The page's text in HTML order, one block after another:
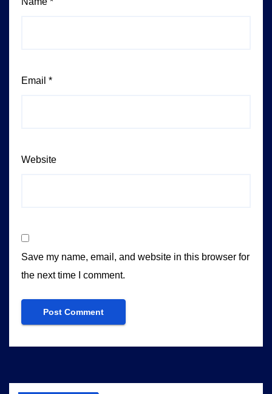
Email *
Website
Save my name, email, and website in this browser for
the next time I comment.